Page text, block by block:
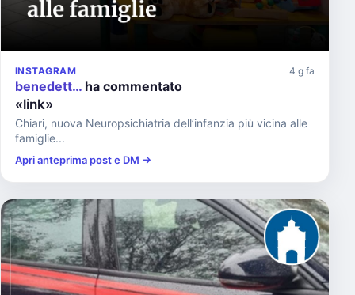
INSTAGRAM 4 g fa
benedett… ha commentato
«link»
Chiari, nuova Neuropsichiatria dell’infanzia più vicina alle
famiglie...
Apri anteprima post e DM →